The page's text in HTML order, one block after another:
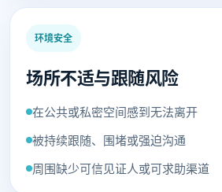
环境安全
场所不适与跟随风险
在公共或私密空间感到无法离开
被持续跟随、围堵或强迫沟通
周围缺少可信见证人或可求助渠道